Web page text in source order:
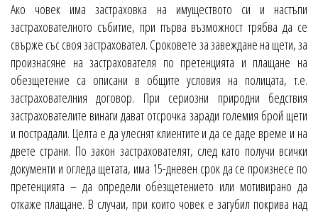
Ако човек има застраховка на имуществото си и настъпи
застрахователното събитие, при първа възможност трябва да се
свърже със своя застраховател. Сроковете за завеждане на щети, за
произнасяне на застрахователя по претенцията и плащане на
обезщетение са описани в общите условия на полицата, т.е.
застрахователния договор. При сериозни природни бедствия
застрахователите винаги дават отсрочка заради големия брой щети
и пострадали. Целта е да улеснят клиентите и да се даде време и на
двете страни. По закон застрахователят, след като получи всички
документи и огледа щетата, има 15-дневен срок да се произнесе по
претенцията – да определи обезщетението или мотивирано да
откаже плащане. В случаи, при които човек е загубил покрива над